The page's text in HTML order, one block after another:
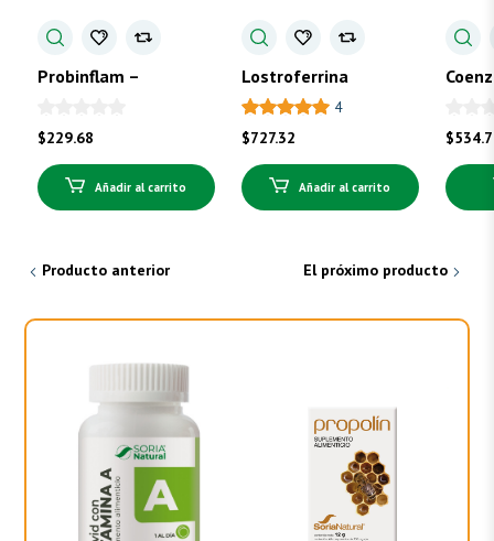
Probinflam –
$229.68
Añadir al carrito
Lostroferrina
4
$727.32
Añadir al carrito
$
Producto anterior El próximo producto